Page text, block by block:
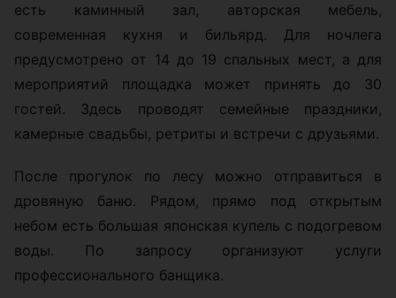
есть каминный зал, авторская мебель,
современная кухня и бильярд. Для ночлега
предусмотрено от 14 до 19 спальных мест, а для
мероприятий площадка может принять до 30
гостей. Здесь проводят семейные праздники,
камерные свадьбы, ретриты и встречи с друзьями.
После прогулок по лесу можно отправиться в
дровяную баню. Рядом, прямо под открытым
небом есть большая японская купель с подогревом
воды. По запросу организуют услуги
профессионального банщика.